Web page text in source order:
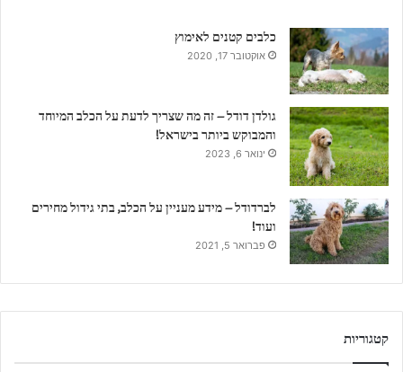
כלבים קטנים לאימוץ
אוקטובר 17, 2020
גולדן דודל – זה מה שצריך לדעת על הכלב המיוחד
והמבוקש ביותר בישראל!
ינואר 6, 2023
לברדודל – מידע מעניין על הכלב, בתי גידול מחירים
ועוד!
פברואר 5, 2021
קטגוריות